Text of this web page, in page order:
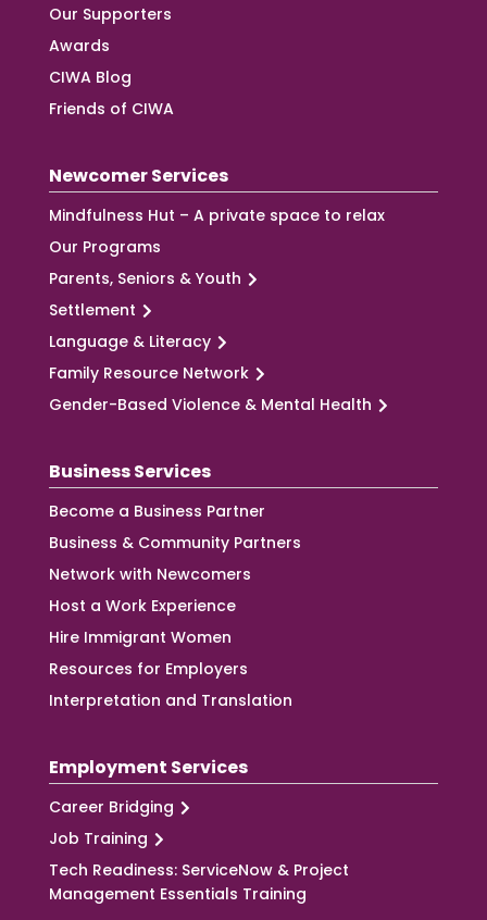
Our Supporters
Awards
CIWA Blog
Friends of CIWA
Newcomer Services
Mindfulness Hut – A private space to relax
Our Programs
Parents, Seniors & Youth
Settlement
Language & Literacy
Family Resource Network
Gender-Based Violence & Mental Health
Business Services
Become a Business Partner
Business & Community Partners
Network with Newcomers
Host a Work Experience
Hire Immigrant Women
Resources for Employers
Interpretation and Translation
Employment Services
Career Bridging
Job Training
Tech Readiness: ServiceNow & Project
Management Essentials Training